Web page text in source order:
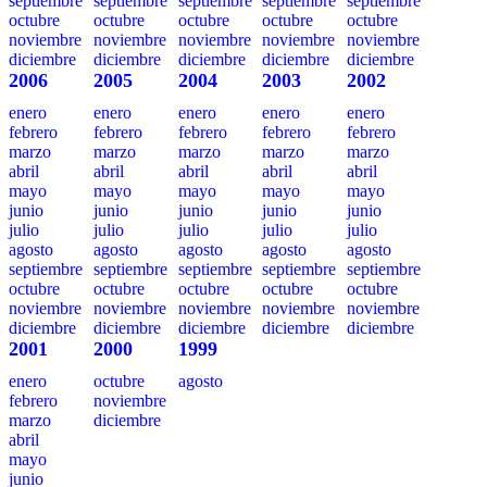
octubre
noviembre
diciembre
octubre
noviembre
diciembre
octubre
noviembre
diciembre
octubre
noviembre
diciembre
octubre
noviembre
diciembre
2006
enero
febrero
marzo
abril
mayo
junio
julio
agosto
septiembre
octubre
noviembre
diciembre
2005
enero
febrero
marzo
abril
mayo
junio
julio
agosto
septiembre
octubre
noviembre
diciembre
2004
enero
febrero
marzo
abril
mayo
junio
julio
agosto
septiembre
octubre
noviembre
diciembre
2003
enero
febrero
marzo
abril
mayo
junio
julio
agosto
septiembre
octubre
noviembre
diciembre
2002
enero
febrero
marzo
abril
mayo
junio
julio
agosto
septiembre
octubre
noviembre
diciembre
2001
enero
febrero
marzo
abril
mayo
junio
2000
octubre
noviembre
diciembre
1999
agosto